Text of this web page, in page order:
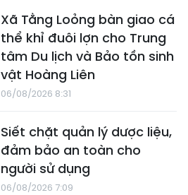
Xã Tằng Loỏng bàn giao cá
thể khỉ đuôi lợn cho Trung
tâm Du lịch và Bảo tồn sinh
vật Hoàng Liên
06/08/2026 8:31
Siết chặt quản lý dược liệu,
đảm bảo an toàn cho
người sử dụng
06/08/2026 7:09